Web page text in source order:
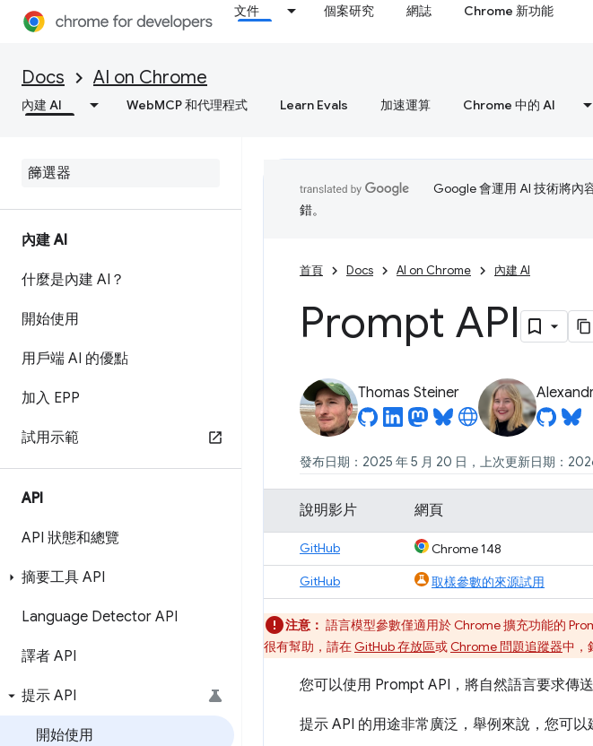
文件 個案研究 網誌 Chrome 新功能
Docs AI on Chrome
內建 AI WebMCP 和代理程式 Learn Evals 加速運算 Chrome 中的 AI
內建 AI
什麼是內建 AI？
開始使用
用戶端 AI 的優點
加入 EPP
試用示範
API
API 狀態和總覽
摘要工具 API
Language Detector API
譯者 API
提示 API
開始使用
Google 會運用 AI 技術將內
錯。
首頁 Docs AI on Chrome 內建 AI
Prompt API
Thomas Steiner
發布日期：2025 年 5 月 20 日，上次更新日期：
說明影片 網頁
GitHub Chrome 148
GitHub 取樣參數的來源試用
注意： 語言模型參數僅適用於 Chrome 擴充功能的
很有幫助，請在GitHub 存放區或Chrome 問題追蹤器中，
您可以使用 Prompt API，將自然語言要求傳
提示 API 的用途非常廣泛，舉例來說，您可以